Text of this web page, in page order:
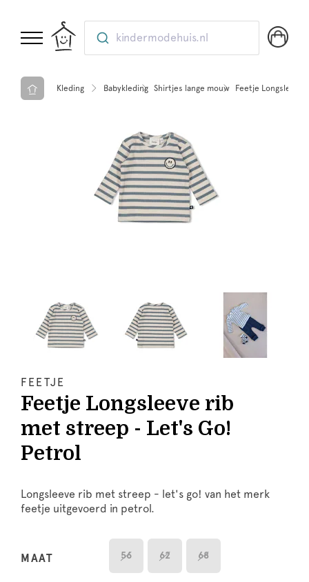
kindermodehuis.nl
Kleding Babykleding Shirtjes lange mouw Feetje
FEETJE
Feetje Longsleeve rib
met streep - Let's Go!
Petrol
Longsleeve rib met streep - let's go! van het merk
feetje uitgevoerd in petrol.
MAAT 56 62 68